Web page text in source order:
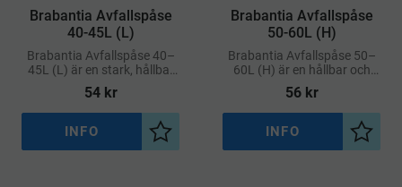
Brabantia Avfallspåse
40-45L (L)
Brabantia Avfallspåse 40–
45L (L) är en stark, hållbar
och perfekt anpassad
soppåse för Brabantias
avfallshinkar märkta med
kod L
54kr
Lägg till i önskelista
INFO
Brabantia Avfallspåse
50-60L (H)
Brabantia Avfallspåse 50–
60L (H) är en hållbar och
högkvalitativ soppåse med
perfekt passform för
Brabantias stora
avfallshinkar märkta med
56kr
Lägg
INFO